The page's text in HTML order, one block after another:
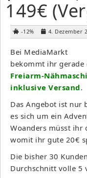
149€
-12% 4. Dezember
Bei MediaMarkt
bekommt ihr gerade
Freiarm-
inklusive Versand.
Das Angebot ist nur
es sich um ein
Woanders müsst ihr
womit ihr gute 20€
Die bisher 30
Durchschnitt volle 5